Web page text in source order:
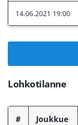
14.06.2021 19:00
Lohkotilanne
# Joukkue